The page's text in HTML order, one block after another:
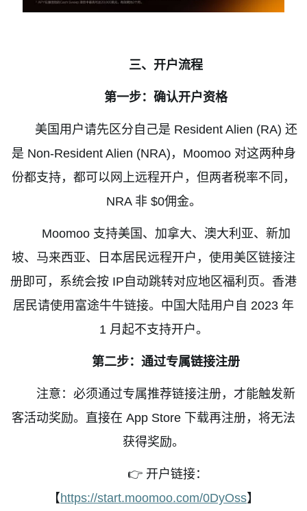
三、开户流程
第一步：确认开户资格
美国用户请先区分自己是 Resident Alien (RA) 还
是 Non-Resident Alien (NRA) ， Moomoo 对这两种身
份都支持，都可以网上远程开户，但两者税率不同，
NRA 非 $0佣金。
Moomoo 支持美国、加拿大、澳大利亚、新加
坡、马来西亚、日本居民远程开户，使用美区链接注
册即可，系统会按 IP 自动跳转对应地区福利页。香港
居民请使用富途牛牛链接。中国大陆用户自 2023 年
1 月起不支持开户。
第二步：通过专属链接注册
注意：必须通过专属推荐链接注册，才能触发新
客活动奖励。直接在 App Store 下载再注册，将无法
获得奖励。
👉 开户链接：
【https://start.moomoo.com/0DyOss】